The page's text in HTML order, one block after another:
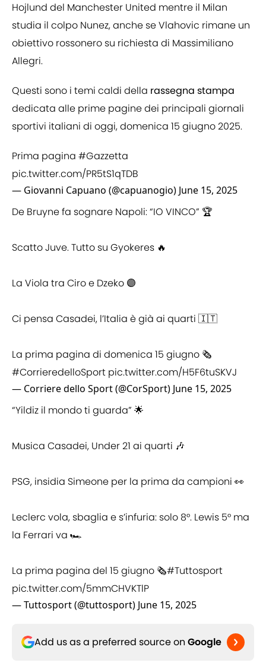
Hojlund del Manchester United mentre il Milan
studia il colpo Nunez, anche se Vlahovic rimane un
obiettivo rossonero su richiesta di Massimiliano
Allegri.
Questi sono i temi caldi della rassegna stampa
dedicata alle prime pagine dei principali giornali
sportivi italiani di oggi, domenica 15 giugno 2025.
Prima pagina #Gazzetta
pic.twitter.com/PR5tS1qTDB
— Giovanni Capuano (@capuanogio) June 15, 2025
De Bruyne fa sognare Napoli: “IO VINCO” 🏆
Scatto Juve. Tutto su Gyokeres 🔥
La Viola tra Ciro e Dzeko 🟣
Ci pensa Casadei, l’Italia è già ai quarti 🇮🇹
La prima pagina di domenica 15 giugno 🗞️
#CorrieredelloSport pic.twitter.com/H5F6tuSKVJ
— Corriere dello Sport (@CorSport) June 15, 2025
“Yildiz il mondo ti guarda” 🌟
Musica Casadei, Under 21 ai quarti 🎶
PSG, insidia Simeone per la prima da campioni 👀
Leclerc vola, sbaglia e s’infuria: solo 8°. Lewis 5° ma
la Ferrari va 🏎️
La prima pagina del 15 giugno 🗞️#Tuttosport
pic.twitter.com/5mmCHVKTlP
— Tuttosport (@tuttosport) June 15, 2025
Add us as a preferred source on Google